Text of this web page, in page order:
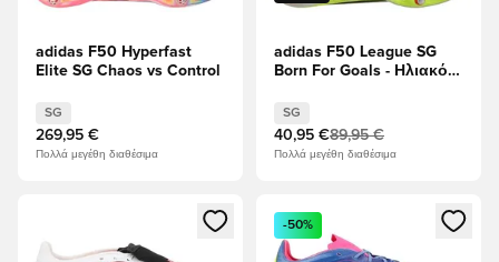
adidas F50 Hyperfast
Elite SG Chaos vs Control
SG
269,95 €
Πολλά μεγέθη διαθέσιμα
adidas F50 League SG
Born For Goals - Ηλιακό
κόκκινο
SG
40,95 €89,95 €
Πολλά μεγέθη διαθέσιμα
Ανοίγει ένα Modal για να συνδεθείτε ή να εγγραφείτε ως
Ανοίγει ένα Modal για να
-50%